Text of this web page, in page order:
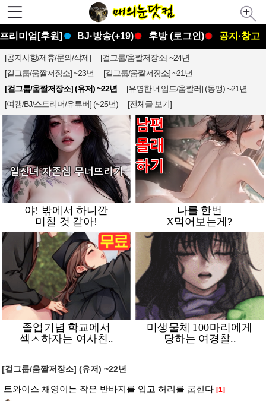
프리미엄[후원] BJ·방송(+19) 후방 (로그인) 공지·창고
[공지사항/제휴/문의/삭제]
[걸그룹/움짤저장소] ~24년
[걸그룹/움짤저장소] ~23년
[걸그룹/움짤저장소] ~21년
[걸그룹/움짤저장소] (유저) ~22년
[유명한 네임드/움짤러] (동맹) ~21년
[여캠/BJ/스트리머/유튜버] (~25년)
[전체글 보기]
[걸그룹/움짤저장소] (유저) ~22년
트와이스 채영이는 작은 반바지를 입고 허리를 굽힌다 [1]